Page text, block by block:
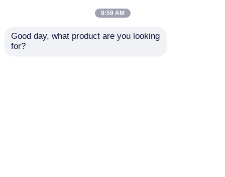
9:59 AM
Good day, what product are you looking
for?